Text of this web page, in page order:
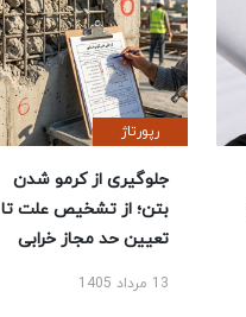
رپورتاژ
جلوگیری از کرمو شدن
بتن؛ از تشخیص علت تا
تعیین حد مجاز خرابی
13 مرداد 1405